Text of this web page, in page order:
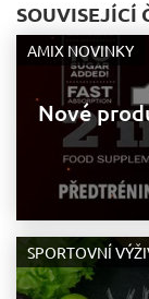
SOUVISEJÍCÍ
AMIX NOVINKY
Nové
SPORTOVNÍ